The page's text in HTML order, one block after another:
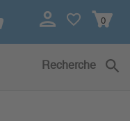
0
Recherche